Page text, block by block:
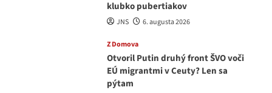
klubko pubertiakov
JNS 6. augusta 2026
Z Domova
Otvoril Putin druhý front ŠVO voči
EÚ migrantmi v Ceuty? Len sa
pýtam